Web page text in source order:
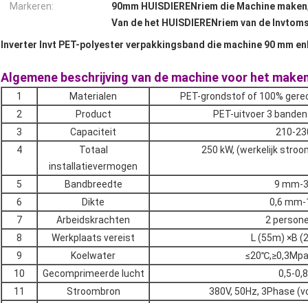
Markeren:
90mm HUISDIERENriem die Machine maken,
Van de het HUISDIERENriem van de
Inverter Invt PET-polyester verpakkingsband die machine 90 mm
Algemene beschrijving van de machine voor het
1 Materialen
PET-grondstof of 100%
2
Product
PET-uitvoer 3
3
Capaciteit
210-
4
Totaal
installatievermogen
250 kW, (werkelijk
5 Bandbreedte
9 mm-
6
Dikte
0,6 mm-
7
Arbeidskrachten
2
8
Werkplaats vereist
L (55m) ×B
9
Koelwater
10
Gecomprimeerde lucht
0,5-
11
Stroombron
380V, 50Hz, 3Phase